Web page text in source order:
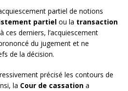
partiel de notions
partiel ou la transaction
ces derniers, l’acquiescement
du jugement et ne
de la décision.
précisé les contours de
la Cour de cassation a